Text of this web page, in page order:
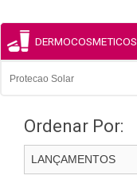
DERMOCOSMETICOS
Protecao Solar
Ordenar Por: